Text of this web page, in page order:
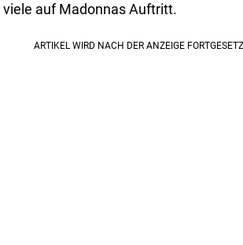
auf Madonnas Auftritt.